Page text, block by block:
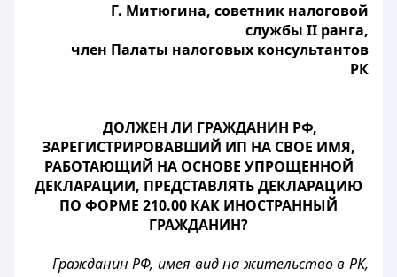
Г. Митюгина, советник налоговой
службы II ранга,
член Палаты налоговых консультантов
РК
ДОЛЖЕН ЛИ ГРАЖДАНИН РФ,
ЗАРЕГИСТРИРОВАВШИЙ ИП НА СВОЕ ИМЯ,
РАБОТАЮЩИЙ НА ОСНОВЕ УПРОЩЕННОЙ
ДЕКЛАРАЦИИ, ПРЕДСТАВЛЯТЬ ДЕКЛАРАЦИЮ
ПО ФОРМЕ 210.00 КАК ИНОСТРАННЫЙ
ГРАЖДАНИН?
Гражданин РФ, имея вид на жительство в РК,